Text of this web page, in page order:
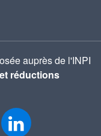
auprès de l'INPI
réductions